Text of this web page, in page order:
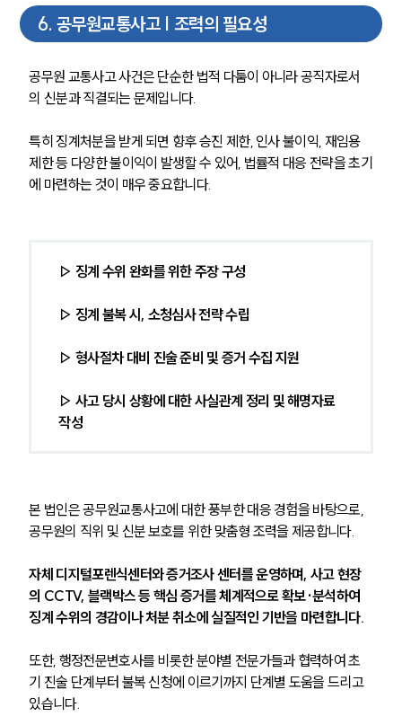
6. 공무원교통사고 | 조력의 필요성
공무원 교통사고 사건은 단순한 법적 다툼이 아니라 공직자로서
의 신분과 직결되는 문제입니다.
특히 징계처분을 받게 되면 향후 승진 제한, 인사 불이익, 재임용
제한 등 다양한 불이익이 발생할 수 있어, 법률적 대응 전략을 초기
에 마련하는 것이 매우 중요합니다.
▷ 징계 수위 완화를 위한 주장 구성
▷ 징계 불복 시, 소청심사 전략 수립
▷ 형사절차 대비 진술 준비 및 증거 수집 지원
▷ 사고 당시 상황에 대한 사실관계 정리 및 해명자료
작성
본 법인은 공무원교통사고에 대한 풍부한 대응 경험을 바탕으로,
공무원의 직위 및 신분 보호를 위한 맞춤형 조력을 제공합니다.
자체 디지털포렌식센터와 증거조사 센터를 운영하며, 사고 현장
의 CCTV, 블랙박스 등 핵심 증거를 체계적으로 확보·분석하여
징계 수위의 경감이나 처분 취소에 실질적인 기반을 마련합니다.
또한, 행정전문변호사를 비롯한 분야별 전문가들과 협력하여 초
기 진술 단계부터 불복 신청에 이르기까지 단계별 도움을 드리고
있습니다.